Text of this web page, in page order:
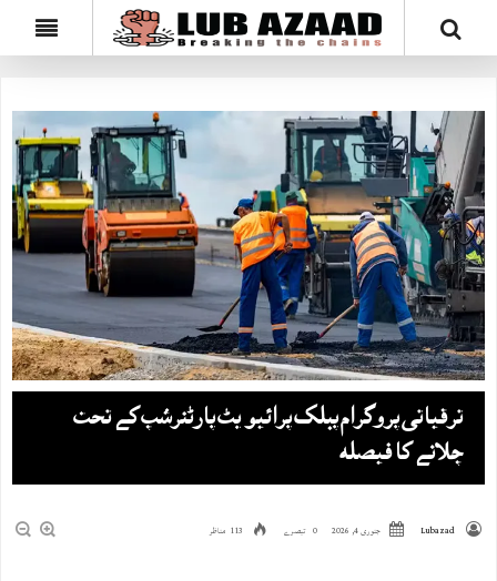
ترقیاتی پروگرام پبلک پرائیویٹ پارٹنرشپ کے تحت
چلانے کا فیصلہ
Lubazad جنوری 4, 2026 0 تبصرے 113 مناظر